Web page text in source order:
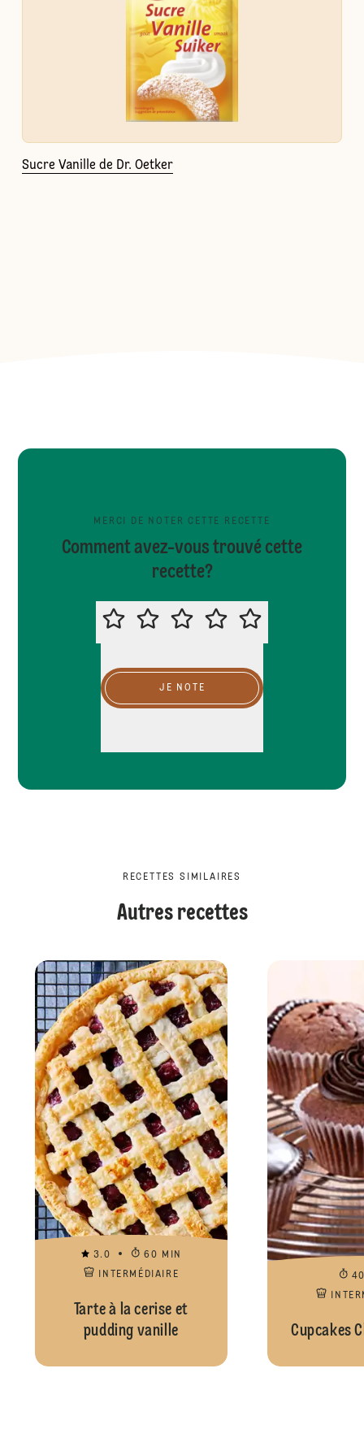
Sucre Vanille de Dr. Oetker
MERCI DE NOTER CETTE RECETTE
Comment avez-vous trouvé cette
recette?
MERCI DE NOTER CETTE RECETTE
JE NOTE
RECETTES SIMILAIRES
Autres recettes
3.0
60 MIN
INTERMÉDIAIRE
Tarte à la cerise et
pudding vanille
Cupcakes